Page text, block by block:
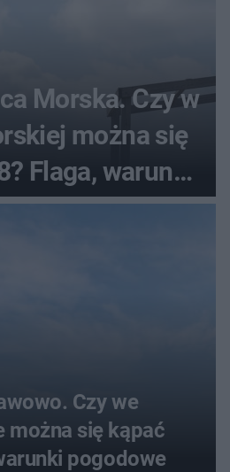
Morska. Czy w
można się
Flaga, warunki
Czy we
można się kąpać
pogodowe